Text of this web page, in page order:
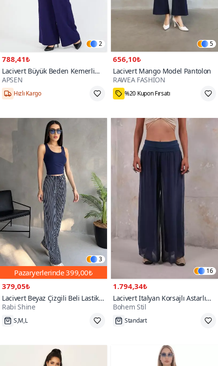
2
788,41₺
Lacivert Büyük Beden Kemerli
Pantolon
APSEN
44,46,48,50,52
5
656,10₺
Lacivert Mango Model Pantolon
RAWEA FASHİON
L,M,S
3
Pazaryerlerinde399,00₺
379,05₺
Lacivert Beyaz Çizgili Beli Lastikli
Pantolon
Rabi Shine
S,M,L
16
1.794,34₺
Lacivert Italyan Korsajlı Astarlı
Wes İpek Pantolon
Bohem Stil
600+
Standart